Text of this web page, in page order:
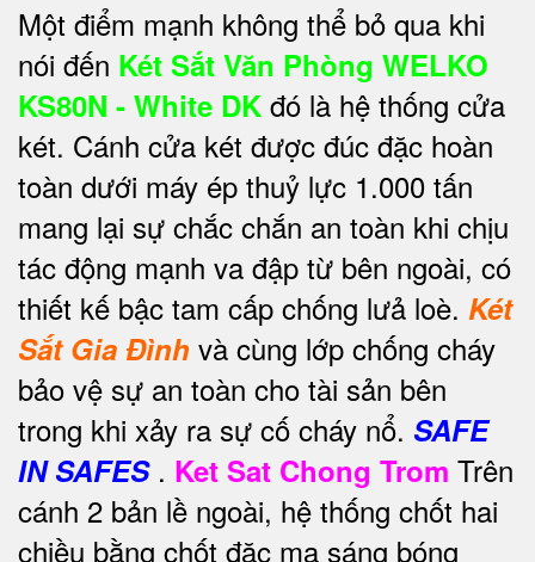
Một điểm mạnh không thể bỏ qua khi
nói đến Két Sắt Văn Phòng WELKO
KS80N - White DK đó là hệ thống cửa
két. Cánh cửa két được đúc đặc hoàn
toàn dưới máy ép thuỷ lực 1.000 tấn
mang lại sự chắc chắn an toàn khi chịu
tác động mạnh va đập từ bên ngoài, có
thiết kế bậc tam cấp chống lưả loè. Két
Sắt Gia Đình và cùng lớp chống cháy
bảo vệ sự an toàn cho tài sản bên
trong khi xảy ra sự cố cháy nổ. SAFE
IN SAFES. Ket Sat Chong Trom Trên
cánh 2 bản lề ngoài, hệ thống chốt hai
chiều bằng chốt đặc mạ sáng bóng